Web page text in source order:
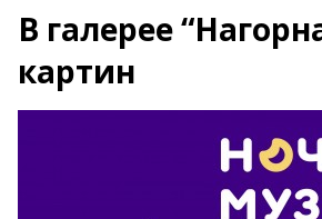
В галерее
картин